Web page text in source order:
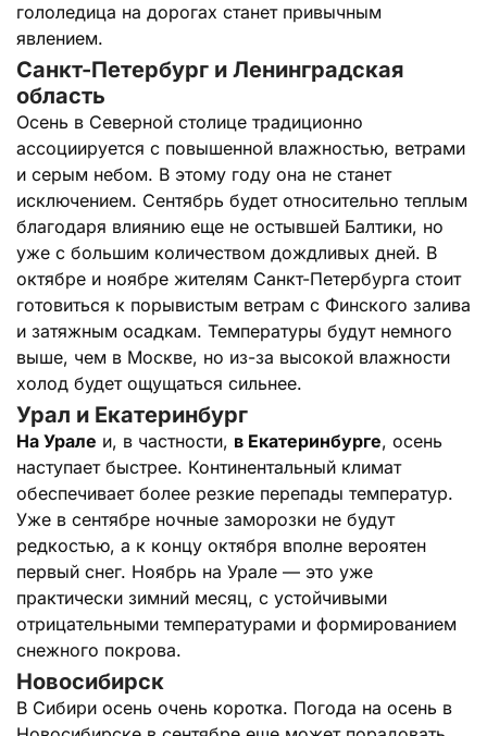
гололедица на дорогах станет привычным
явлением.
Санкт-Петербург и Ленинградская
область
Осень в Северной столице традиционно
ассоциируется с повышенной влажностью, ветрами
и серым небом. В этому году она не станет
исключением. Сентябрь будет относительно теплым
благодаря влиянию еще не остывшей Балтики, но
уже с большим количеством дождливых дней. В
октябре и ноябре жителям Санкт-Петербурга стоит
готовиться к порывистым ветрам с Финского залива
и затяжным осадкам. Температуры будут немного
выше, чем в Москве, но из-за высокой влажности
холод будет ощущаться сильнее.
Урал и Екатеринбург
На Урале и, в частности, в Екатеринбурге, осень
наступает быстрее. Континентальный климат
обеспечивает более резкие перепады температур.
Уже в сентябре ночные заморозки не будут
редкостью, а к концу октября вполне вероятен
первый снег. Ноябрь на Урале — это уже
практически зимний месяц, с устойчивыми
отрицательными температурами и формированием
снежного покрова.
Новосибирск
В Сибири осень очень коротка. Погода на осень в